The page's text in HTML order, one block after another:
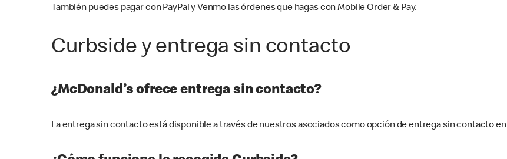
También puedes pagar con PayPal y Venmo las órdenes que hagas con Mobile Order & Pay.
Curbside y entrega sin contacto
¿McDonald’s ofrece entrega sin contacto?
La entrega sin contacto está disponible a través de nuestros asociados como opción de entrega sin contacto